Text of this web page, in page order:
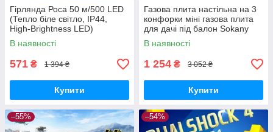
Гірлянда Роса 50 м/500 LED
(Тепло біле світло, IP44,
High-Brightness LED)
В наявності
571 ₴ 1 394 ₴
Купити
Газова плита настільна на 3
конфорки міні газова плита
для дачі під балон Sokany
В наявності
1 254 ₴ 3 052 ₴
Купити
–55% –54%